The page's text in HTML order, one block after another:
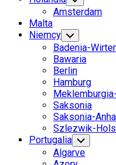
Child
Menu
Amsterdam
Malta
Niemcy Toggle
Child
Menu
Badenia-
Bawaria
Berlin
Hamburg
Saksonia
Saksonia-
Szlezwik-
Portugalia Toggle
Child
Menu
Algarve